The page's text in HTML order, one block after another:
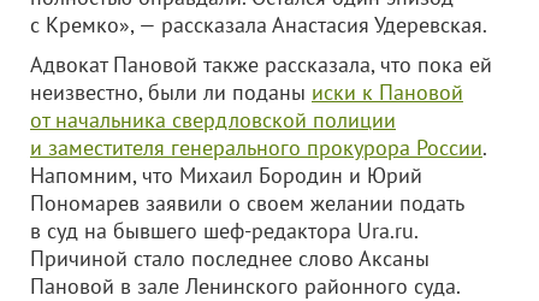
с Кремко», — рассказала Анастасия Удеревская.
Адвокат Пановой также рассказала, что пока ей
неизвестно, были ли поданы иски к Пановой
от начальника свердловской полиции
и заместителя генерального прокурора России.
Напомним, что Михаил Бородин и Юрий
Пономарев заявили о своем желании подать
в суд на бывшего шеф-редактора Ura.ru.
Причиной стало последнее слово Аксаны
Пановой в зале Ленинского районного суда.